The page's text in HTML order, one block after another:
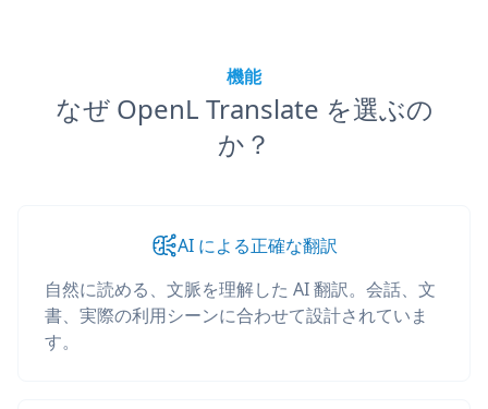
機能
なぜ OpenL Translate を選ぶの
か？
AI による正確な翻訳
自然に読める、文脈を理解した AI 翻訳。会話、文
書、実際の利用シーンに合わせて設計されていま
す。